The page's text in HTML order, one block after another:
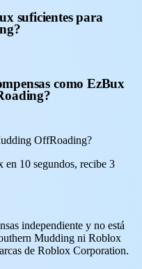
suficientes para
como EzBux
OffRoading?
10 segundos, recibe 3
independiente y no está
Mudding ni Roblox
de Roblox Corporation.